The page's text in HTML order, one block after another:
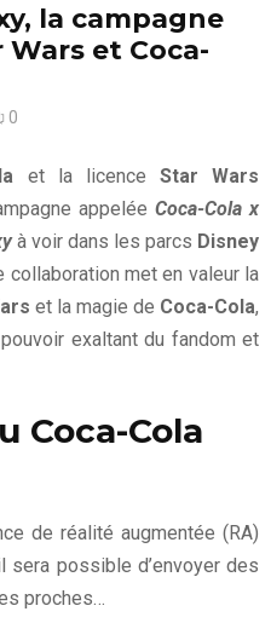
la campagne
et Coca-
0
et la licence Star Wars
appelée Coca-Cola x
à voir dans les parcs Disney
met en valeur la
et la magie de Coca-Cola,
exaltant du fandom et
Coca-Cola
de réalité augmentée (RA)
sera possible d’envoyer des
proches…